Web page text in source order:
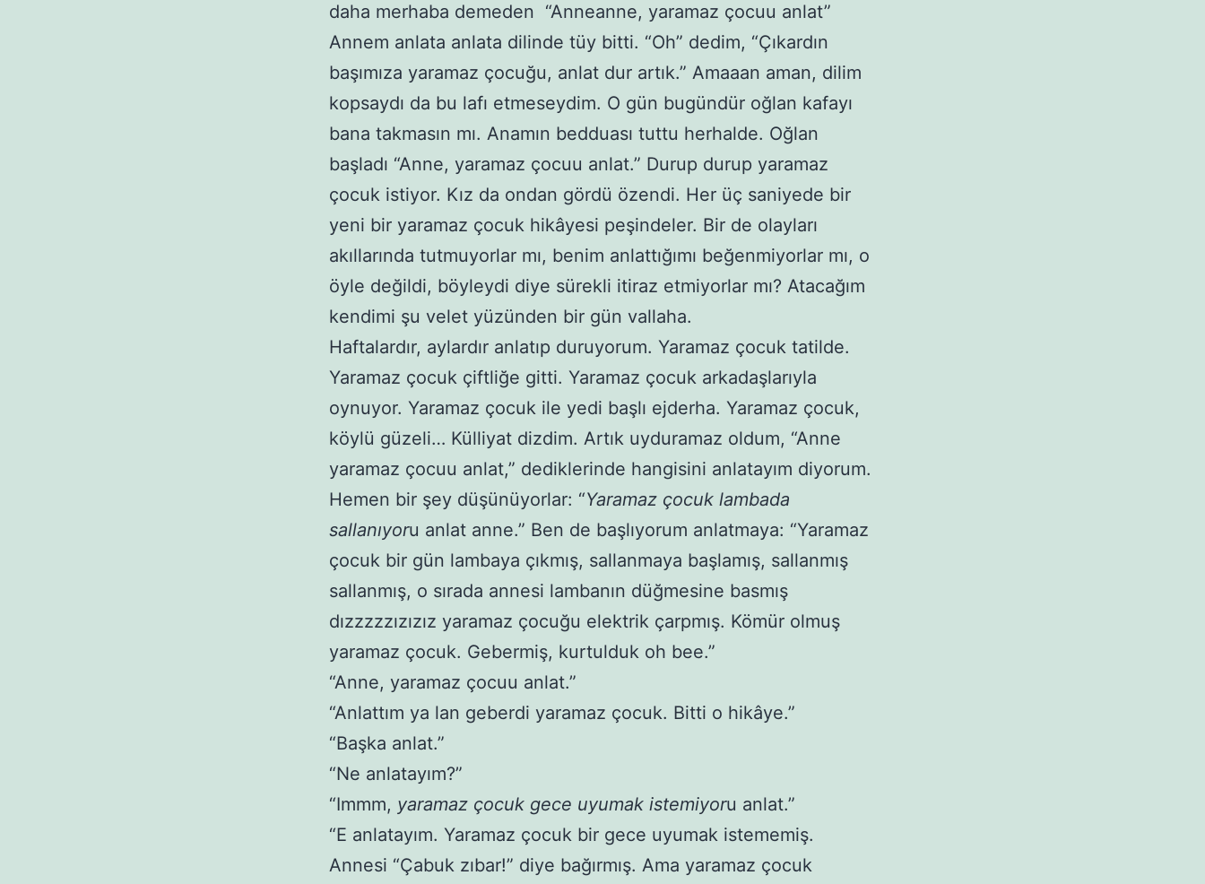
daha merhaba demeden “Anneanne, yaramaz çocuu anlat”
Annem anlata anlata dilinde tüy bitti. “Oh” dedim, “Çıkardın
başımıza yaramaz çocuğu, anlat dur artık.” Amaaan aman, dilim
kopsaydı da bu lafı etmeseydim. O gün bugündür oğlan kafayı
bana takmasın mı. Anamın bedduası tuttu herhalde. Oğlan
başladı “Anne, yaramaz çocuu anlat.” Durup durup yaramaz
çocuk istiyor. Kız da ondan gördü özendi. Her üç saniyede bir
yeni bir yaramaz çocuk hikâyesi peşindeler. Bir de olayları
akıllarında tutmuyorlar mı, benim anlattığımı beğenmiyorlar mı, o
öyle değildi, böyleydi diye sürekli itiraz etmiyorlar mı? Atacağım
kendimi şu velet yüzünden bir gün vallaha.
Haftalardır, aylardır anlatıp duruyorum. Yaramaz çocuk tatilde.
Yaramaz çocuk çiftliğe gitti. Yaramaz çocuk arkadaşlarıyla
oynuyor. Yaramaz çocuk ile yedi başlı ejderha. Yaramaz çocuk,
köylü güzeli… Külliyat dizdim. Artık uyduramaz oldum, “Anne
yaramaz çocuu anlat,” dediklerinde hangisini anlatayım diyorum.
Hemen bir şey düşünüyorlar: “Yaramaz çocuk lambada
sallanıyoru anlat anne.” Ben de başlıyorum anlatmaya: “Yaramaz
çocuk bir gün lambaya çıkmış, sallanmaya başlamış, sallanmış
sallanmış, o sırada annesi lambanın düğmesine basmış
dızzzzzızızız yaramaz çocuğu elektrik çarpmış. Kömür olmuş
yaramaz çocuk. Gebermiş, kurtulduk oh bee.”
“Anne, yaramaz çocuu anlat.”
“Anlattım ya lan geberdi yaramaz çocuk. Bitti o hikâye.”
“Başka anlat.”
“Ne anlatayım?”
“Immm, yaramaz çocuk gece uyumak istemiyoru anlat.”
“E anlatayım. Yaramaz çocuk bir gece uyumak istememiş.
Annesi “Çabuk zıbar!” diye bağırmış. Ama yaramaz çocuk